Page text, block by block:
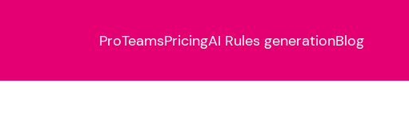
ProTeamsPricingAI Rules generationBlog